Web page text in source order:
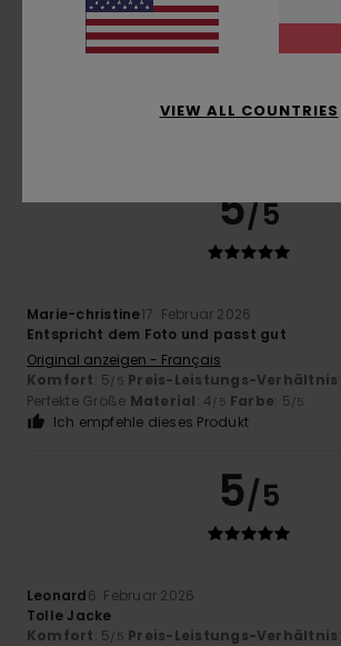
Stéphanie17. Februar 2026
Größe: Perfekte Größe
5/5
Marie-christine17. Februar 2026
Entspricht dem Foto und passt gut
Original anzeigen - Français
Komfort: 5/5 Preis-Leistungs-Verhältnis
Perfekte Größe Material: 4/5 Farbe: 5/5
Ich empfehle dieses Produkt
5/5
Leonard6. Februar 2026
Tolle Jacke
Komfort: 5/5 Preis-Leistungs-Verhältnis
VIEW ALL COUNTRIES